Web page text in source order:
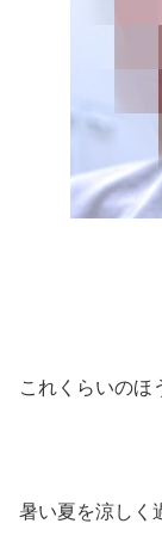
これくらいのほ
暑い夏を涼しく